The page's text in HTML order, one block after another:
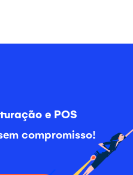
e POS
compromisso!